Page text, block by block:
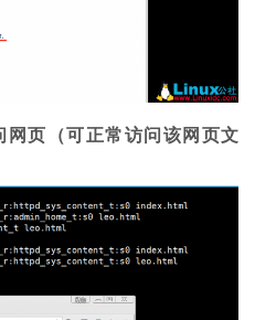
网页（可正常访问该网页文